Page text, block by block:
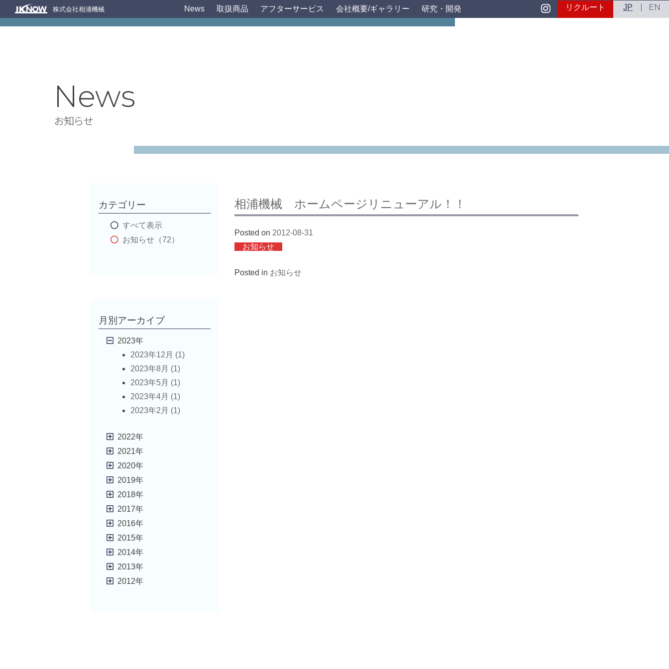
株式会社相浦機械 News 取扱商品 アフターサービス 会社概要/ギャラリー 研究・ 開発 リクルート JP EN
News
お知らせ
相浦機械 ホームページリニューアル！！
Posted on 2012-08-31
お知らせ
Posted in お知らせ
カテゴリー
すべて表示
お知らせ（72）
月別アーカイブ
2023年
2023年12月 (1)
2023年8月 (1)
2023年5月 (1)
2023年4月 (1)
2023年2月 (1)
2022年
2021年
2020年
2019年
2018年
2017年
2016年
2015年
2014年
2013年
2012年